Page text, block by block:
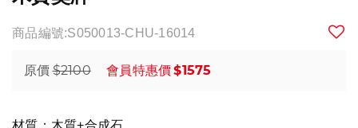
商品編號:S050013-CHU-16014
原價 $2100 會員特惠價$1575
材質：木質+合成石